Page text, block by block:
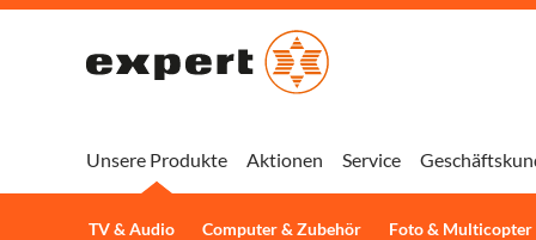
Unsere Produkte
TV & Audio Computer & Zubehör Foto & Multicopter
Aktionen Service